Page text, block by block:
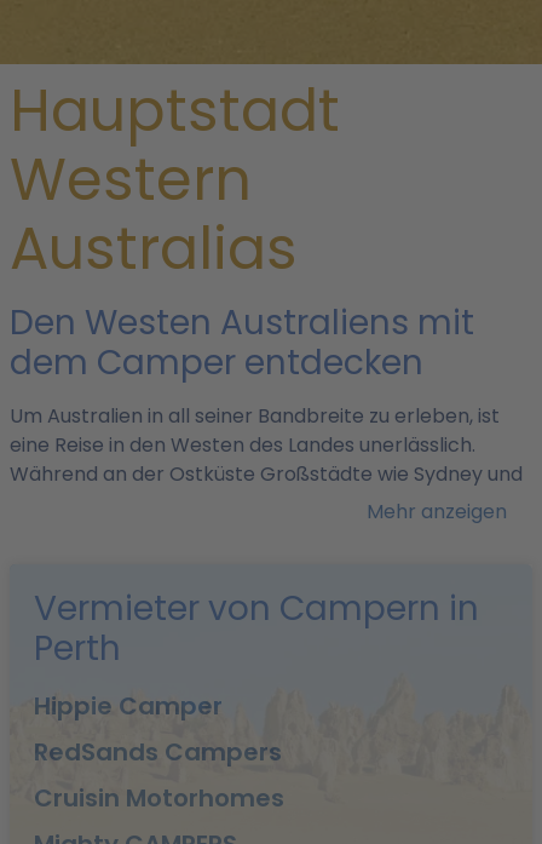
Entdecke die
Hauptstadt
Western
Australias
Den Westen Australiens mit
dem Camper entdecken
Um Australien in all seiner Bandbreite zu erleben, ist
eine Reise in den Westen des Landes unerlässlich.
Während an der Ostküste Großstädte wie Sydney und
Melbourne liegen, ist die Landschaft in Westaustralien
entspannte und doch lebendige Atmosphäre, bietet
aber auch Wohnmobilvermietungen für ein viel
größeres Abenteuer entlang der Westküste und
Roadtrip von Perth mit einem Wohnmobil so
motorhomebookers.com einen Überblick über die
Stadt und ihre Highlights für Sie zusammengestellt. Hier
Mehr anzeigen
Vermieter von Campern in
Perth
Hippie Camper
RedSands Campers
Cruisin Motorhomes